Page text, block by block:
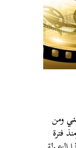
ومن
فترة